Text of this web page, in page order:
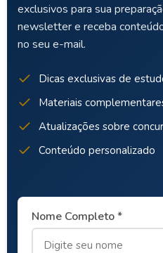
exclusivos para sua
newsletter e receba
no seu e-mail.
Dicas exclusivas de
Materiais
Atualizações sobre
Conteúdo personalizado
Nome Completo *